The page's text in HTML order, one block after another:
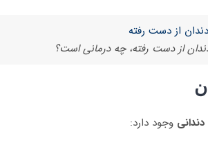
از دست رفته
از دست رفته، چه درمانی است؟
وجود دارد: